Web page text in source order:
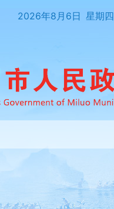
2026年8月6日 星期四